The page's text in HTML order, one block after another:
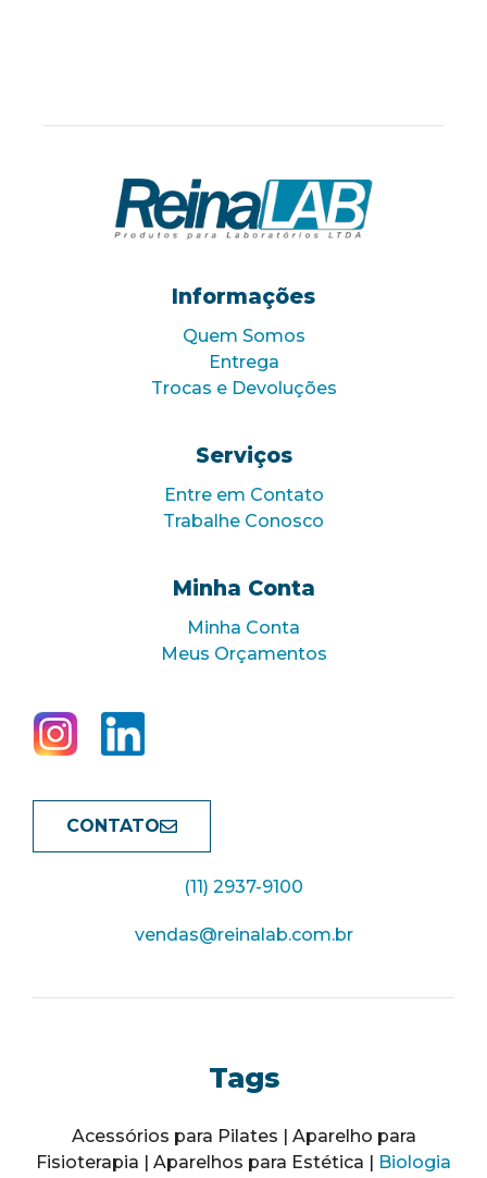
Informações
Quem Somos
Entrega
Trocas e Devoluções
Serviços
Entre em Contato
Trabalhe Conosco
Minha Conta
Minha Conta
Meus Orçamentos
CONTATO
(11) 2937-9100
vendas@reinalab.com.br
Tags
Acessórios para Pilates | Aparelho para
Fisioterapia | Aparelhos para Estética |
Biologia